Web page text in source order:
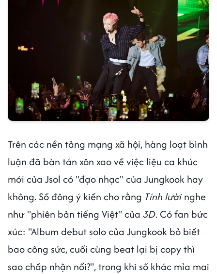
Trên các nền tảng mạng xã hội, hàng loạt bình
luận đã bàn tán xôn xao về việc liệu ca khúc
mới của Jsol có "đạo nhạc" của Jungkook hay
không. Số đông ý kiến cho rằng Tính lườinghe
như "phiên bản tiếng Việt" của 3D. Có fan bức
xúc: "Album debut solo của Jungkook bỏ biết
bao công sức, cuối cùng beat lại bị copy thì
sao chấp nhận nổi?", trong khi số khác mỉa mai